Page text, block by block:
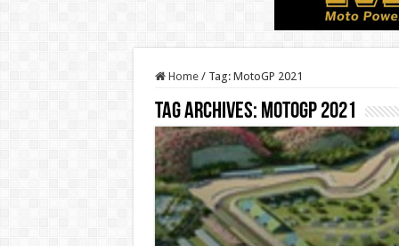
Home / Tag: MotoGP 2021
Tag Archives: MotoGP 2021